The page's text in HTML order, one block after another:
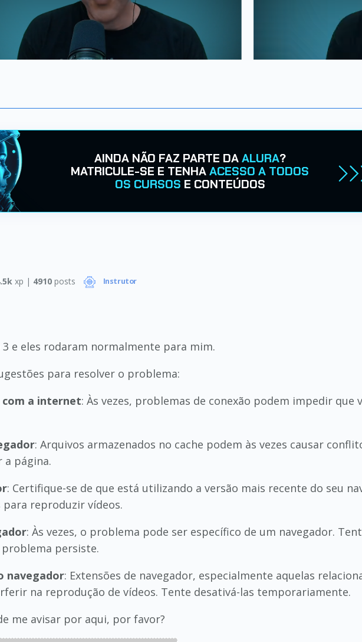
AINDA NÃO FAZ PARTE DAALURA?
MATRICULE-SE E TENHAACESSO A TODOS
OS CURSOS E CONTEÚDOS
xp | 4910 posts Instrutor
e eles rodaram normalmente para mim.
para resolver o problema:
com a internet: Às vezes, problemas de conexão podem impedir que
: Arquivos armazenados no cache podem às vezes causar
a página.
: Certifique-se de que está utilizando a versão mais recente do seu
reproduzir vídeos.
: Às vezes, o problema pode ser específico de um navegador.
persiste.
navegador: Extensões de navegador, especialmente aquelas
na reprodução de vídeos. Tente desativá-las temporariamente.
me avisar por aqui, por favor?